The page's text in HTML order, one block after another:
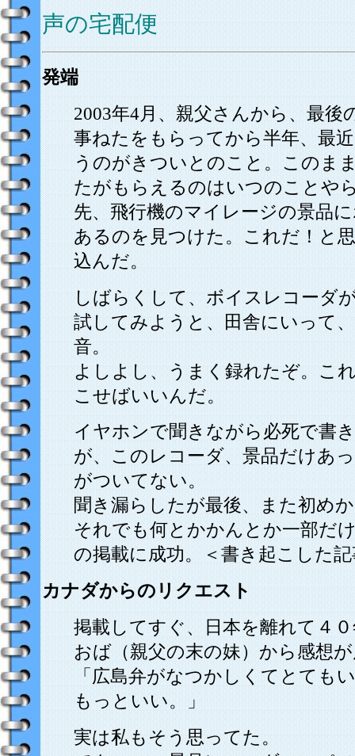
声の宅配便
発端
2003年4月、親父さんから、最後
事ねたをもらってから半年、最
うのがきついとのこと。このま
たがもらえるのはいつのことや
先、飛行機のマイレージの景品
あるのを見つけた。これだ！と
込んだ。
しばらくして、ボイスレコーダ
試してみようと、田舎にいって
音。
よしよし、うまく録れたぞ。こ
こせばいいんだ。
イヤホンで聞きながら必死で書
が、このレコーダ、景品だけあ
がついてない。
聞き漏らしたが最後、また初め
それでも何とかかんとか一部だ
の掲載に成功。＜書き起こした
カナダからのリクエスト
掲載してすぐ、日本を離れて４
おば（親父の末の妹）から感想
「広島弁がなつかしくてとても
もっといい。」
実は私もそう思ってた。